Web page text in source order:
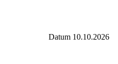
Datum 10.10.2026